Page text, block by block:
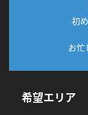
初
お忙
希望エリア